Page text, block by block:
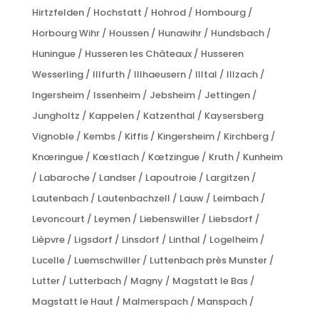
Hirtzfelden / Hochstatt / Hohrod / Hombourg /
Horbourg Wihr / Houssen / Hunawihr / Hundsbach /
Huningue / Husseren les Châteaux / Husseren
Wesserling / Illfurth / Illhaeusern / Illtal / Illzach /
Ingersheim / Issenheim / Jebsheim / Jettingen /
Jungholtz / Kappelen / Katzenthal / Kaysersberg
Vignoble / Kembs / Kiffis / Kingersheim / Kirchberg /
Knœringue / Kœstlach / Kœtzingue / Kruth / Kunheim
/ Labaroche / Landser / Lapoutroie / Largitzen /
Lautenbach / Lautenbachzell / Lauw / Leimbach /
Levoncourt / Leymen / Liebenswiller / Liebsdorf /
Lièpvre / Ligsdorf / Linsdorf / Linthal / Logelheim /
Lucelle / Luemschwiller / Luttenbach près Munster /
Lutter / Lutterbach / Magny / Magstatt le Bas /
Magstatt le Haut / Malmerspach / Manspach /